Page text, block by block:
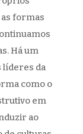
as formas
Há um
líderes da
como o
em
ao